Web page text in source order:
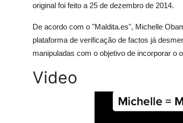
original foi feito a 25 de dezembro de 2014.
De acordo com o "Maldita.es", Michelle
plataforma de verificação de factos já
manipuladas com o objetivo de incorporar o
Video